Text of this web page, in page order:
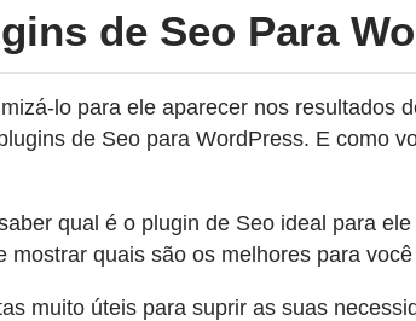
de Seo Para
lo para ele aparecer nos resultados
de Seo para WordPress. E como
qual é o plugin de Seo ideal para
quais são os melhores para
muito úteis para suprir as suas